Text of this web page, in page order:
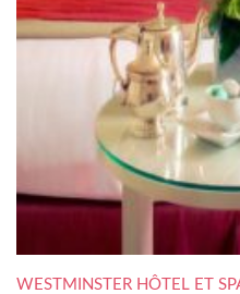
WESTMINSTER HÔTEL ET